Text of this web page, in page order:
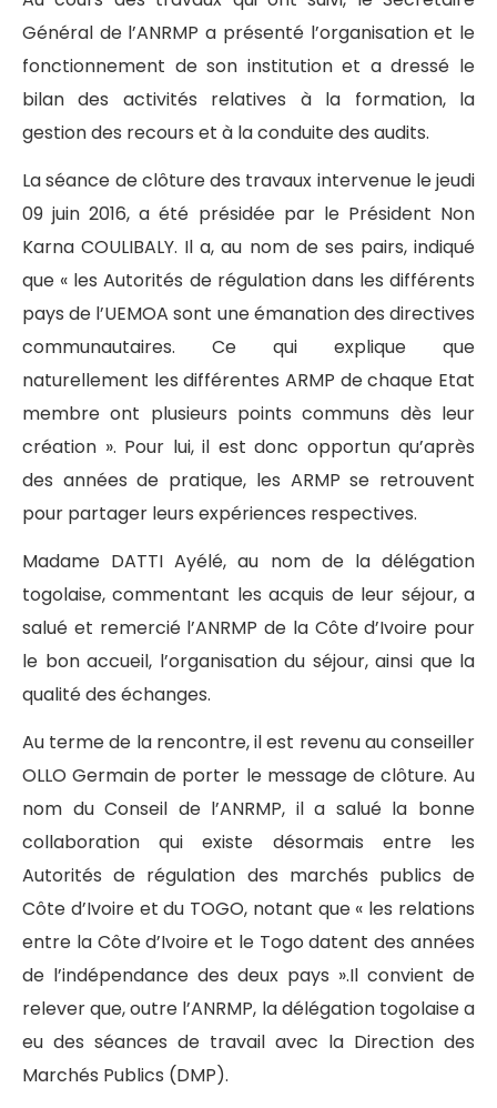
Général de l’ANRMP a présenté l’organisation et le
fonctionnement de son institution et a dressé le
bilan des activités relatives à la formation, la
gestion des recours et à la conduite des audits.
La séance de clôture des travaux intervenue le jeudi
09 juin 2016, a été présidée par le Président Non
Karna COULIBALY. Il a, au nom de ses pairs, indiqué
que « les Autorités de régulation dans les différents
pays de l’UEMOA sont une émanation des directives
communautaires. Ce qui explique que
naturellement les différentes ARMP de chaque Etat
membre ont plusieurs points communs dès leur
création ». Pour lui, il est donc opportun qu’après
des années de pratique, les ARMP se retrouvent
pour partager leurs expériences respectives.
Madame DATTI Ayélé, au nom de la délégation
togolaise, commentant les acquis de leur séjour, a
salué et remercié l’ANRMP de la Côte d’Ivoire pour
le bon accueil, l’organisation du séjour, ainsi que la
qualité des échanges.
Au terme de la rencontre, il est revenu au conseiller
OLLO Germain de porter le message de clôture. Au
nom du Conseil de l’ANRMP, il a salué la bonne
collaboration qui existe désormais entre les
Autorités de régulation des marchés publics de
Côte d’Ivoire et du TOGO, notant que « les relations
entre la Côte d’Ivoire et le Togo datent des années
de l’indépendance des deux pays ».Il convient de
relever que, outre l’ANRMP, la délégation togolaise a
eu des séances de travail avec la Direction des
Marchés Publics (DMP).